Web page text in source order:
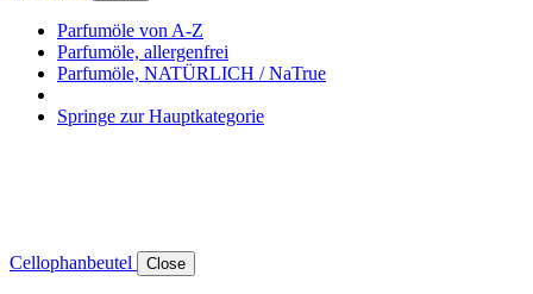
Parfumöle von A-Z
Parfumöle, allergenfrei
Parfumöle, NATÜRLICH / NaTrue
Springe zur Hauptkategorie
Cellophanbeutel Close